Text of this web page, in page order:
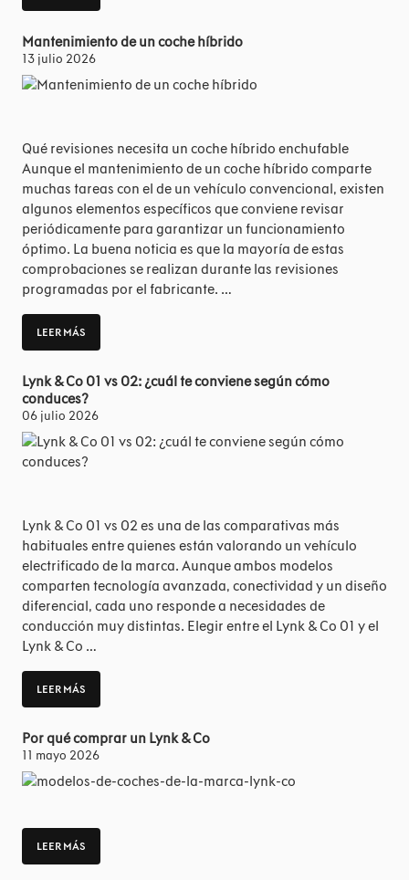
Mantenimiento de un coche híbrido
13 julio 2026
Qué revisiones necesita un coche híbrido enchufable
Aunque el mantenimiento de un coche híbrido comparte
muchas tareas con el de un vehículo convencional, existen
algunos elementos específicos que conviene revisar
periódicamente para garantizar un funcionamiento
óptimo. La buena noticia es que la mayoría de estas
comprobaciones se realizan durante las revisiones
programadas por el fabricante. …
LEER MÁS
Lynk & Co 01 vs 02: ¿cuál te conviene según cómo
conduces?
06 julio 2026
Lynk & Co 01 vs 02 es una de las comparativas más
habituales entre quienes están valorando un vehículo
electrificado de la marca. Aunque ambos modelos
comparten tecnología avanzada, conectividad y un diseño
diferencial, cada uno responde a necesidades de
conducción muy distintas. Elegir entre el Lynk & Co 01 y el
Lynk & Co …
LEER MÁS
Por qué comprar un Lynk & Co
11 mayo 2026
LEER MÁS